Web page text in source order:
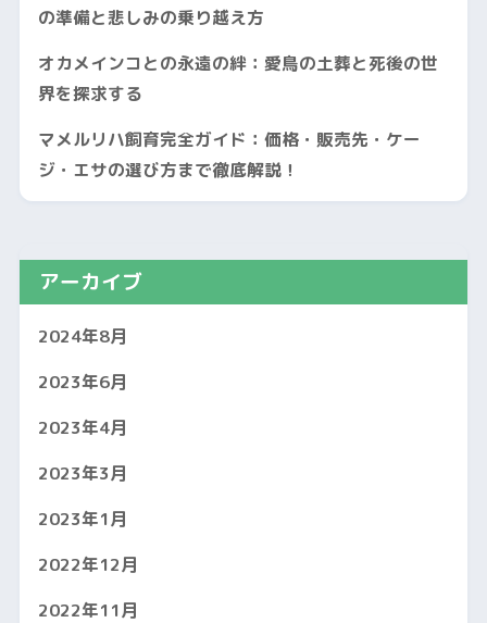
の準備と悲しみの乗り越え方
オカメインコとの永遠の絆：愛鳥の土葬と死後の世
界を探求する
マメルリハ飼育完全ガイド：価格・販売先・ケー
ジ・エサの選び方まで徹底解説！
アーカイブ
2024年8月
2023年6月
2023年4月
2023年3月
2023年1月
2022年12月
2022年11月